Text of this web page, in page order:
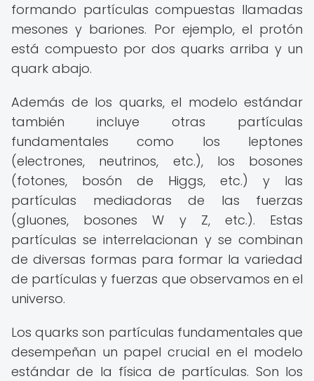
formando partículas compuestas llamadas
mesones y bariones. Por ejemplo, el protón
está compuesto por dos quarks arriba y un
quark abajo.
Además de los quarks, el modelo estándar
también incluye otras partículas
fundamentales como los leptones
(electrones, neutrinos, etc.), los bosones
(fotones, bosón de Higgs, etc.) y las
partículas mediadoras de las fuerzas
(gluones, bosones W y Z, etc.). Estas
partículas se interrelacionan y se combinan
de diversas formas para formar la variedad
de partículas y fuerzas que observamos en el
universo.
Los quarks son partículas fundamentales que
desempeñan un papel crucial en el modelo
estándar de la física de partículas. Son los